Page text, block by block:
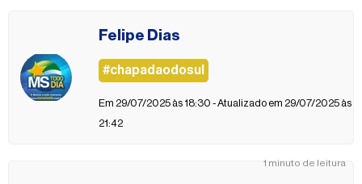
1 minuto de leitura
Felipe Dias
#chapadaodosul
Em 29/07/2025 às 18:30 - Atualizado em 29/07/2025 às
21:42